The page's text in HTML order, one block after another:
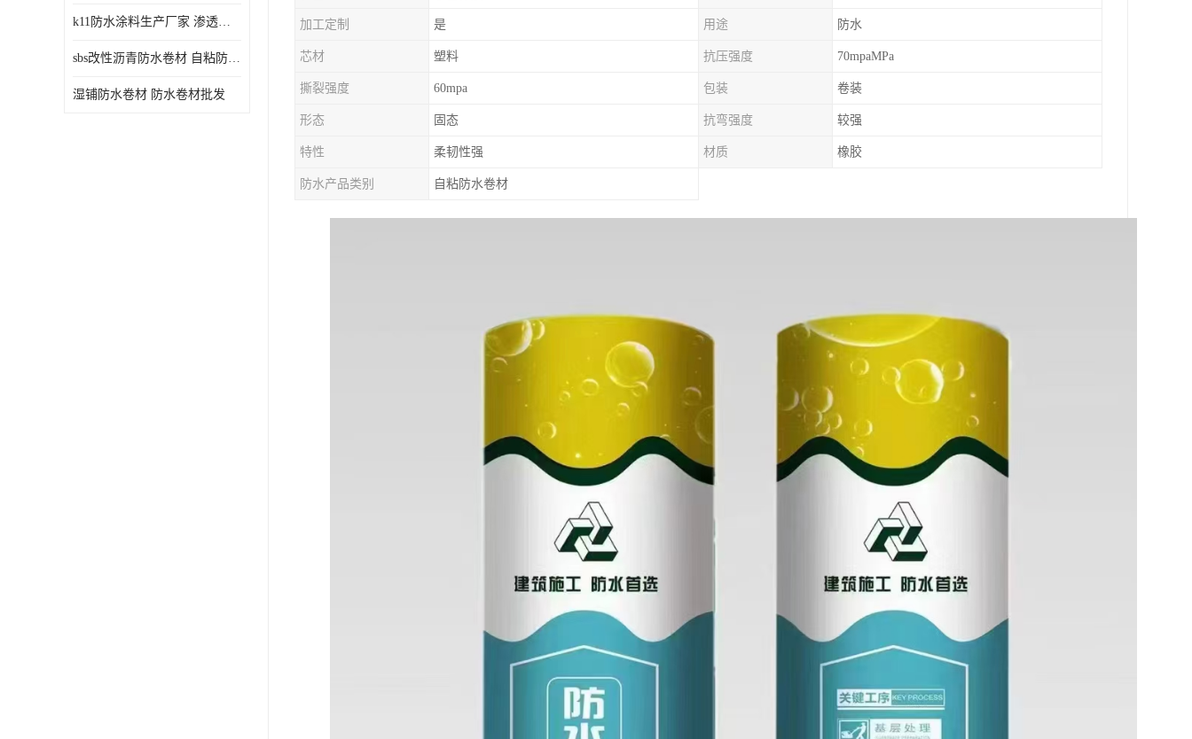
k11防水涂料生产厂家 渗透结晶防水涂料
sbs改性沥青防水卷材 自粘防水卷材厂家
湿铺防水卷材 防水卷材批发
加工定制 是 用途 防水
芯材 塑料 抗压强度 70mpaMPa
撕裂强度 60mpa 包装 卷装
形态 固态 抗弯强度 较强
特性 柔韧性强 材质 橡胶
防水产品类别 自粘防水卷材